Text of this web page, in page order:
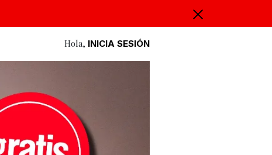
Hola, INICIA SESIÓN